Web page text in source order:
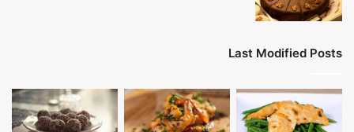
Last Modified Posts